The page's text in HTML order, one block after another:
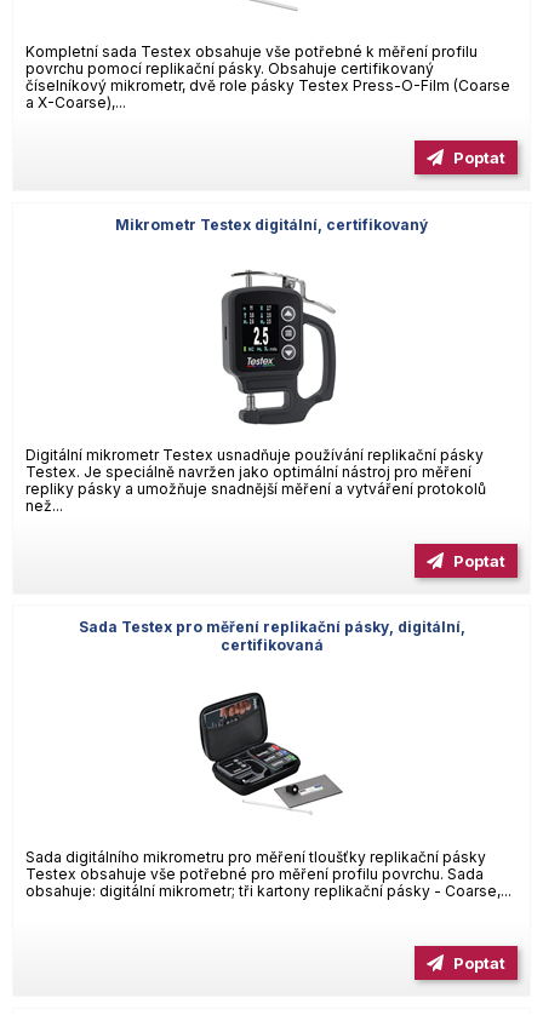
Kompletní sada Testex obsahuje vše potřebné k měření profilu
povrchu pomocí replikační pásky. Obsahuje certifikovaný
číselníkový mikrometr, dvě role pásky Testex Press-O-Film (Coarse
a X-Coarse),...
Poptat
Mikrometr Testex digitální, certifikovaný
Digitální mikrometr Testex usnadňuje používání replikační pásky
Testex. Je speciálně navržen jako optimální nástroj pro měření
repliky pásky a umožňuje snadnější měření a vytváření protokolů
než...
Poptat
Sada Testex pro měření replikační pásky, digitální,
certifikovaná
Sada digitálního mikrometru pro měření tloušťky replikační pásky
Testex obsahuje vše potřebné pro měření profilu povrchu. Sada
obsahuje: digitální mikrometr; tři kartony replikační pásky - Coarse,...
Poptat